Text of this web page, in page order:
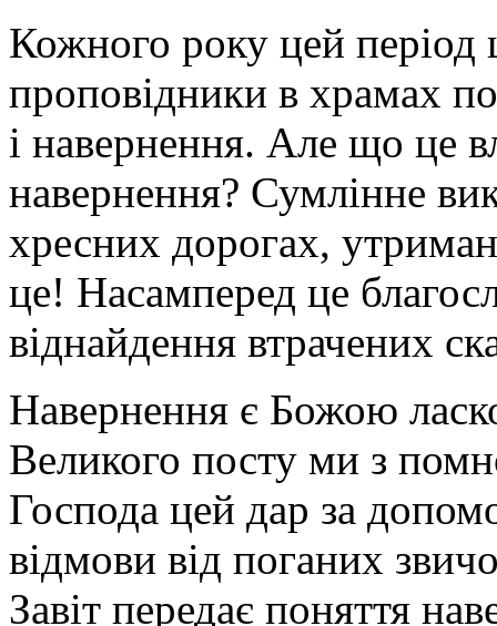
Кожного року цей період
проповідники в храмах
і навернення. Але що це
навернення? Сумлінне
хресних дорогах,
це! Насамперед це
віднайдення втрачених
Навернення є Божою
Великого посту ми з
Господа цей дар за
відмови від поганих
Завіт передає поняття